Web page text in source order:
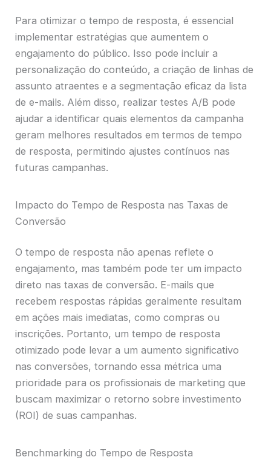
Para otimizar o tempo de resposta, é essencial
implementar estratégias que aumentem o
engajamento do público. Isso pode incluir a
personalização do conteúdo, a criação de linhas de
assunto atraentes e a segmentação eficaz da lista
de e-mails. Além disso, realizar testes A/B pode
ajudar a identificar quais elementos da campanha
geram melhores resultados em termos de tempo
de resposta, permitindo ajustes contínuos nas
futuras campanhas.
Impacto do Tempo de Resposta nas Taxas de
Conversão
O tempo de resposta não apenas reflete o
engajamento, mas também pode ter um impacto
direto nas taxas de conversão. E-mails que
recebem respostas rápidas geralmente resultam
em ações mais imediatas, como compras ou
inscrições. Portanto, um tempo de resposta
otimizado pode levar a um aumento significativo
nas conversões, tornando essa métrica uma
prioridade para os profissionais de marketing que
buscam maximizar o retorno sobre investimento
(ROI) de suas campanhas.
Benchmarking do Tempo de Resposta